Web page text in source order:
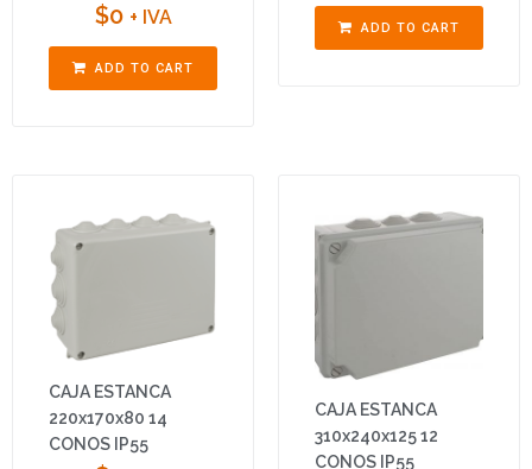
$0 + IVA
ADD TO CART
ADD TO CART
CAJA ESTANCA
220x170x80 14
CONOS IP55
CAJA ESTANCA
310x240x125 12
CONOS IP55